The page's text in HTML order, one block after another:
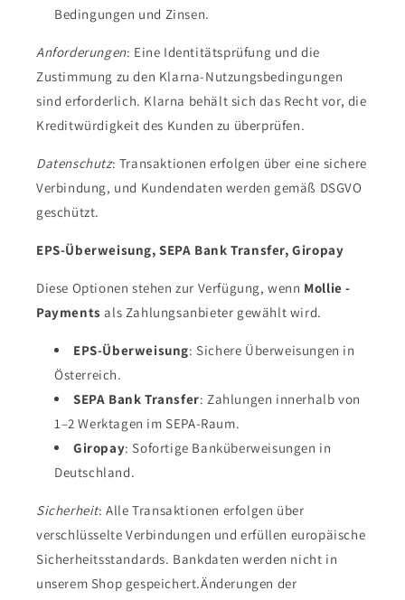
Bedingungen und Zinsen.
Anforderungen: Eine Identitätsprüfung und die
Zustimmung zu den Klarna-Nutzungsbedingungen
sind erforderlich. Klarna behält sich das Recht vor, die
Kreditwürdigkeit des Kunden zu überprüfen.
Datenschutz: Transaktionen erfolgen über eine sichere
Verbindung, und Kundendaten werden gemäß DSGVO
geschützt.
EPS-Überweisung, SEPA Bank Transfer, Giropay
Diese Optionen stehen zur Verfügung, wenn Mollie -
Payments als Zahlungsanbieter gewählt wird.
EPS-Überweisung: Sichere Überweisungen in
Österreich.
SEPA Bank Transfer: Zahlungen innerhalb von
1–2 Werktagen im SEPA-Raum.
Giropay: Sofortige Banküberweisungen in
Deutschland.
Sicherheit: Alle Transaktionen erfolgen über
verschlüsselte Verbindungen und erfüllen europäische
Sicherheitsstandards. Bankdaten werden nicht in
unserem Shop gespeichert.Änderungen der